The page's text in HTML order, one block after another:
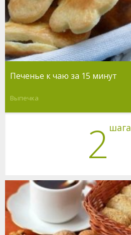
Печенье к чаю за 15 минут
Выпечка
2 шага